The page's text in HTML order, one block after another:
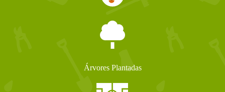
Árvores Plantadas